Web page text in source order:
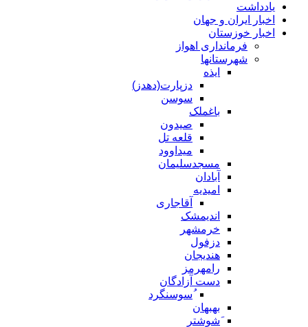
یادداشت
اخبار ایران و جهان
اخبار خوزستان
فرمانداری اهواز
شهرستانها
ایذه
دزپارت(دهدز)
سوسن
باغملک
صیدون
قلعه تل
میداوود
مسجدسلیمان
آبادان
امیدیه
آقاجاری
اندیمشک
خرمشهر
دزفول
هندیجان
رامهرمز
دست آزادگان
ُسوسنگرد
بهبهان
َشوشتر